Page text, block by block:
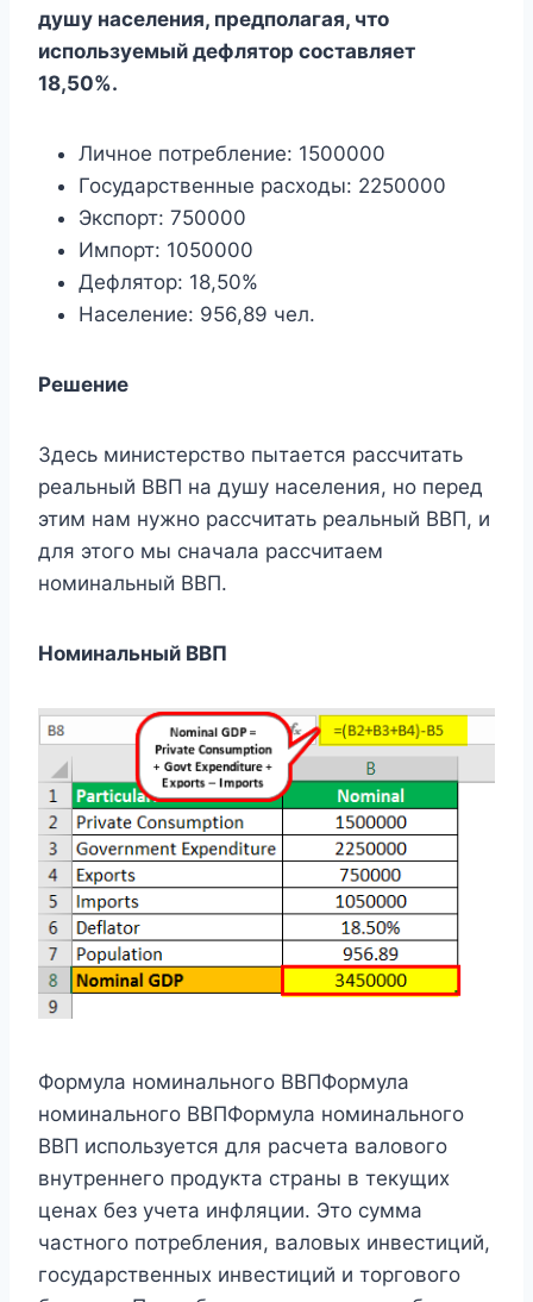
душу населения, предполагая, что
используемый дефлятор составляет
18,50%.
Личное потребление: 1500000
Государственные расходы: 2250000
Экспорт: 750000
Импорт: 1050000
Дефлятор: 18,50%
Население: 956,89 чел.
Решение
Здесь министерство пытается рассчитать
реальный ВВП на душу населения, но перед
этим нам нужно рассчитать реальный ВВП, и
для этого мы сначала рассчитаем
номинальный ВВП.
Номинальный ВВП
Формула номинального ВВПФормула
номинального ВВПФормула номинального
ВВП используется для расчета валового
внутреннего продукта страны в текущих
ценах без учета инфляции. Это сумма
частного потребления, валовых инвестиций,
государственных инвестиций и торгового